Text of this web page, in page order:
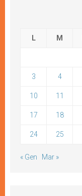
L M
3 4
10 11
17 18
24 25
« Gen Mar »